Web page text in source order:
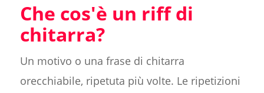
Che cos'è un riff di
chitarra?
Un motivo o una frase di chitarra
orecchiabile, ripetuta più volte. Le ripetizioni